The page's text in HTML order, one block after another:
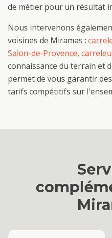
de métier pour un résultat
Nous intervenons
voisines de Miramas :
Salon-de-Provence,
connaissance du terrain et
permet de vous garantir
tarifs compétitifs sur